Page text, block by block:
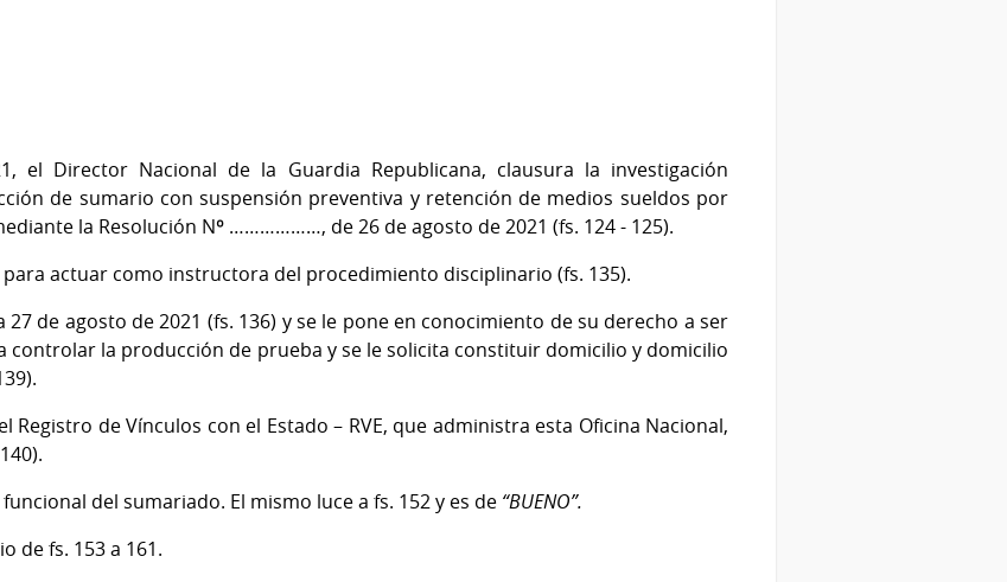
el Director Nacional de la Guardia Republicana, clausura la investigación
de sumario con suspensión preventiva y retención de medios sueldos por
la Resolución Nº ………………, de 26 de agosto de 2021 (fs. 124 - 125).
actuar como instructora del procedimiento disciplinario (fs. 135).
de agosto de 2021 (fs. 136) y se le pone en conocimiento de su derecho a ser
controlar la producción de prueba y se le solicita constituir domicilio y domicilio
de Vínculos con el Estado – RVE, que administra esta Oficina Nacional,
del sumariado. El mismo luce a fs. 152 y es de “BUENO”.
de fs. 153 a 161.